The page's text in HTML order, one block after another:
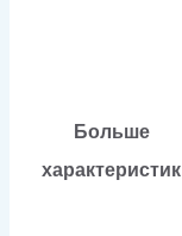
Больше
характеристик